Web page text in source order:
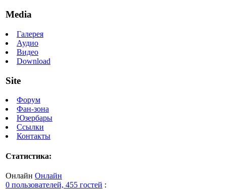
Media
Галерея
Аудио
Видео
Download
Site
Форум
Фан-зона
Юзербары
Ссылки
Контакты
Статистика:
Онлайн Онлайн
0 пользователей, 455 гостей :